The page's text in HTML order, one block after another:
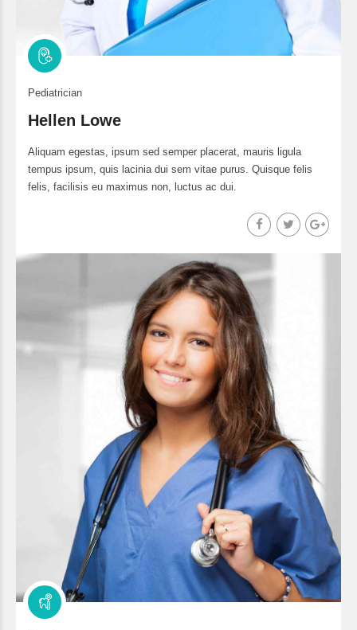
Pediatrician
Hellen Lowe
Aliquam egestas, ipsum sed semper placerat, mauris ligula
tempus ipsum, quis lacinia dui sem vitae purus. Quisque felis
felis, facilisis eu maximus non, luctus ac dui.